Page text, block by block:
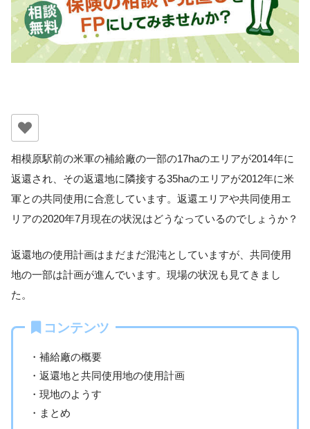
相模原駅前の米軍の補給廠の一部の17haのエリアが2014年に
返還され、その返還地に隣接する35haのエリアが2012年に米
軍との共同使用に合意しています。返還エリアや共同使用エ
リアの2020年7月現在の状況はどうなっているのでしょうか？
返還地の使用計画はまだまだ混沌としていますが、共同使用
地の一部は計画が進んでいます。現場の状況も見てきまし
た。
コンテンツ
・補給廠の概要
・返還地と共同使用地の使用計画
・現地のようす
・まとめ